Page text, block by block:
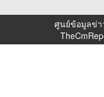
ศูนย์ข้อมูลข่า